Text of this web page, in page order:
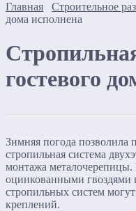
Главная
Строительное
дома исполнена
гостевого
Зимняя погода позволила
стропильная система
монтажа
оцинкованными
стропильных систем
креплений.